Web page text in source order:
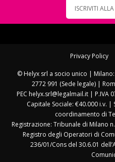
ISCRIVITI
Privacy Policy
© Helyx srl a socio unico | Milano:
2772 991 (Sede legale) |
PEC helyx.srl@legalmail.it | P.IVA
Capitale Sociale: €40.000 i.v.
coordinamento di
Registrazione: Tribunale di Milano
Registro degli Operatori di
236/01/Cons del 30.6.01